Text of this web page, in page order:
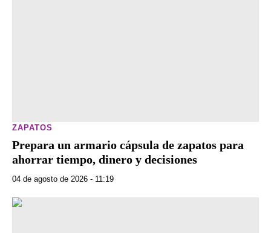
ZAPATOS
Prepara un armario cápsula de zapatos para
ahorrar tiempo, dinero y decisiones
04 de agosto de 2026 - 11:19